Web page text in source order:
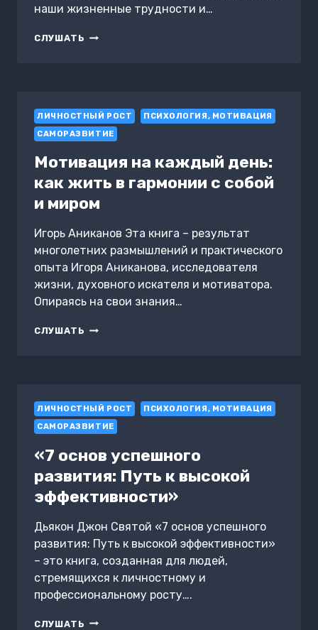
наши жизненные трудности и…
СЛУШАТЬ ОТСТАНЬТЕ
ДЕТСКИЕ
ТРАВМЫ
И
НАЧАТЬ
ЖИТЬ
ЛИЧНОСТНЫЙ РОСТ
ПСИХОЛОГИЯ, МОТИВАЦИЯ
САМОРАЗВИТИЕ
Мотивация на каждый день:
как жить в гармонии с собой
и миром
Игорь Аниканов Эта книга – результат
многолетних размышлений и практического
опыта Игоря Аниканова, исследователя
жизни, духовного искателя и мотиватора.
Опираясь на свои знания…
СЛУШАТЬ МОТИВАЦИЯ
В
ГАРМОНИИ
С
СОБОЙ
И
МИРОМ
ЛИЧНОСТНЫЙ РОСТ
ПСИХОЛОГИЯ, МОТИВАЦИЯ
САМОРАЗВИТИЕ
«7 основ успешного
развития: Путь к высокой
эффективности»
Дьякон Джон Святой «7 основ успешного
развития: Путь к высокой эффективности»
– это книга, созданная для людей,
стремящихся к личностному и
профессиональному росту….
СЛУШАТЬ «7